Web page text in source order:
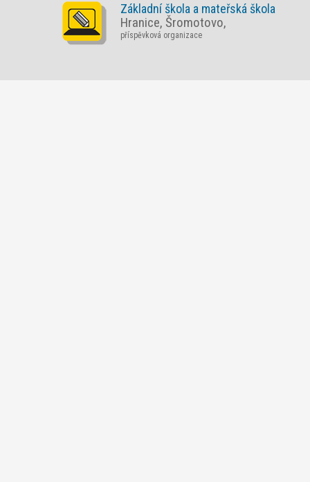
Základní škola a mateřská škola
Hranice, Šromotovo,
příspěvková organizace